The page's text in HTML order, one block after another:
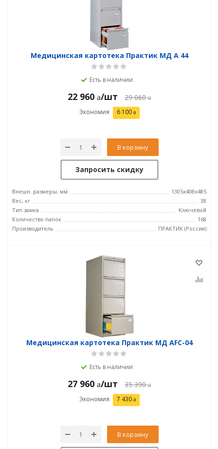
Медицинская картотека Практик МД A 44
Есть в наличии
22 960 /шт 29 060
Экономия 6 100
В корзину
Запросить скидку
Внешн. размеры, мм
1305x408x485
Вес, кг
38
Тип замка
Ключевой
Количество папок
168
Производитель
ПРАКТИК (Россия)
Медицинская картотека Практик МД AFC-04
Есть в наличии
27 960 /шт 35 390
Экономия 7 430
В корзину